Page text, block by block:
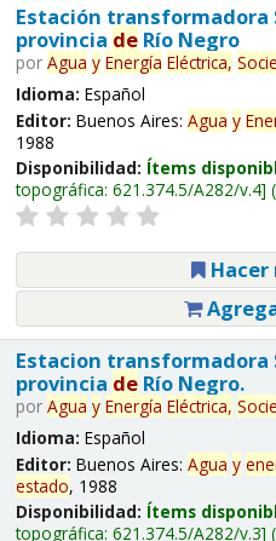
Estación transformadora
provincia deRío Negro
por Agua y Energía Eléctrica,
Idioma: Español
Editor: Buenos Aires: Agua y
1988
Disponibilidad: Ítems
topográfica: 621.374.5/A282/v.4
Hacer
Estacion transformadora
provincia deRío Negro.
por Agua y Energía Eléctrica,
Idioma: Español
Editor: Buenos Aires: Agua y
estado, 1988
Disponibilidad: Ítems
topográfica: 621.374.5/A282/v.3